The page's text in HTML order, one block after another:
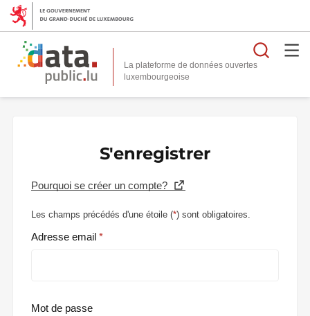
La plateforme de données ouvertes
S'enregistrer
Pourquoi se créer un compte?
Les champs précédés d'une étoile (*) sont obligatoires.
Adresse email
Mot de passe